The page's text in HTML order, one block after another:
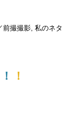
前撮撮影, 私のネタ
！ ！